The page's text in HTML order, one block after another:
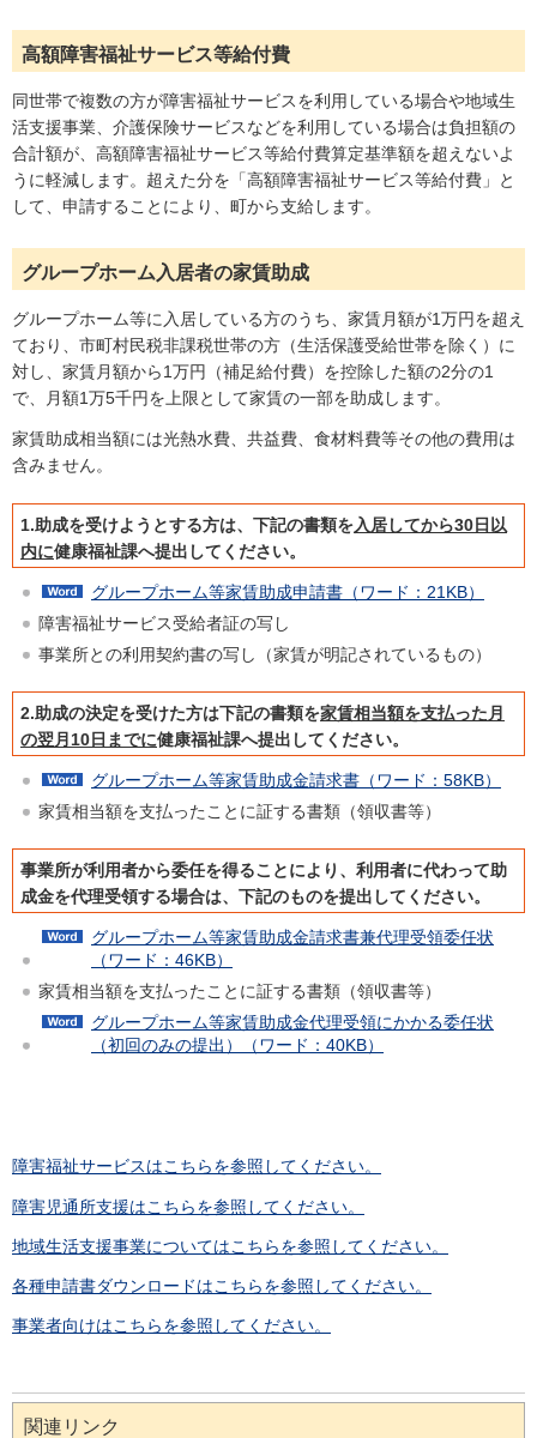
高額障害福祉サービス等給付費
同世帯で複数の方が障害福祉サービスを利用している場合や地域生
活支援事業、介護保険サービスなどを利用している場合は負担額の
合計額が、高額障害福祉サービス等給付費算定基準額を超えないよ
うに軽減します。超えた分を「高額障害福祉サービス等給付費」と
して、申請することにより、町から支給します。
グループホーム入居者の家賃助成
グループホーム等に入居している方のうち、家賃月額が1万円を超え
ており、市町村民税非課税世帯の方（生活保護受給世帯を除く）に
対し、家賃月額から1万円（補足給付費）を控除した額の2分の1
で、月額1万5千円を上限として家賃の一部を助成します。
家賃助成相当額には光熱水費、共益費、食材料費等その他の費用は
含みません。
1.助成を受けようとする方は、下記の書類を入居してから30日以
内に健康福祉課へ提出してください。
グループホーム等家賃助成申請書（ワード：21KB）
障害福祉サービス受給者証の写し
事業所との利用契約書の写し（家賃が明記されているもの）
2.助成の決定を受けた方は下記の書類を家賃相当額を支払った月
の翌月10日までに健康福祉課へ提出してください。
グループホーム等家賃助成金請求書（ワード：58KB）
家賃相当額を支払ったことに証する書類（領収書等）
事業所が利用者から委任を得ることにより、利用者に代わって助
成金を代理受領する場合は、下記のものを提出してください。
グループホーム等家賃助成金請求書兼代理受領委任状
（ワード：46KB）
家賃相当額を支払ったことに証する書類（領収書等）
グループホーム等家賃助成金代理受領にかかる委任状
（初回のみの提出）（ワード：40KB）
障害福祉サービスはこちらを参照してください。
障害児通所支援はこちらを参照してください。
地域生活支援事業についてはこちらを参照してください。
各種申請書ダウンロードはこちらを参照してください。
事業者向けはこちらを参照してください。
関連リンク